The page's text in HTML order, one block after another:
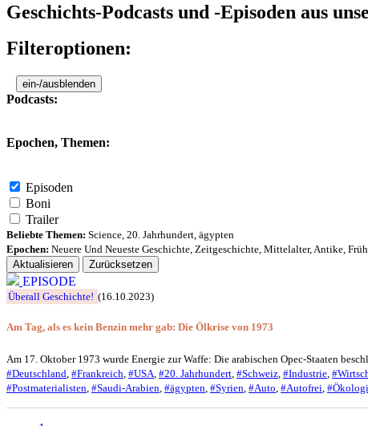
Geschichts-Podcasts und -Episoden aus
Filteroptionen:
ein-/ausblenden
Podcasts:
Epochen, Themen:
Episoden
Boni
Trailer
Beliebte Themen: Science 20. Jahrhundert ägypten
Epochen: Neuere Und Neueste Geschichte Zeitgeschichte Mittelalter, Antike
Aktualisieren
Zurücksetzen
EPISODE
Überall Geschichte! (16.10.2023)
Am Tag, als es kein Benzin mehr gab: Die Ölkrise von 1973
Am 17. Oktober 1973 wurde Energie zur Waffe: Die arabischen Opec-Staaten
#Deutschland, #Frankreich, #USA, #20. Jahrhundert, #Schweiz, #Industrie,
#Postmaterialisten, #Saudi-Arabien, #ägypten, #Syrien, #Auto, #Autofrei,